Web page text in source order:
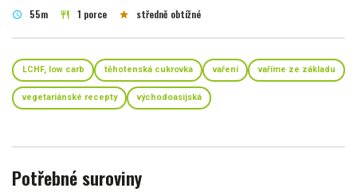
schedule 55m restaurant 1 porce star středně obtížné
LCHF, low carb těhotenská cukrovka vaření vaříme ze základu
vegetariánské recepty východoasijská
Potřebné suroviny